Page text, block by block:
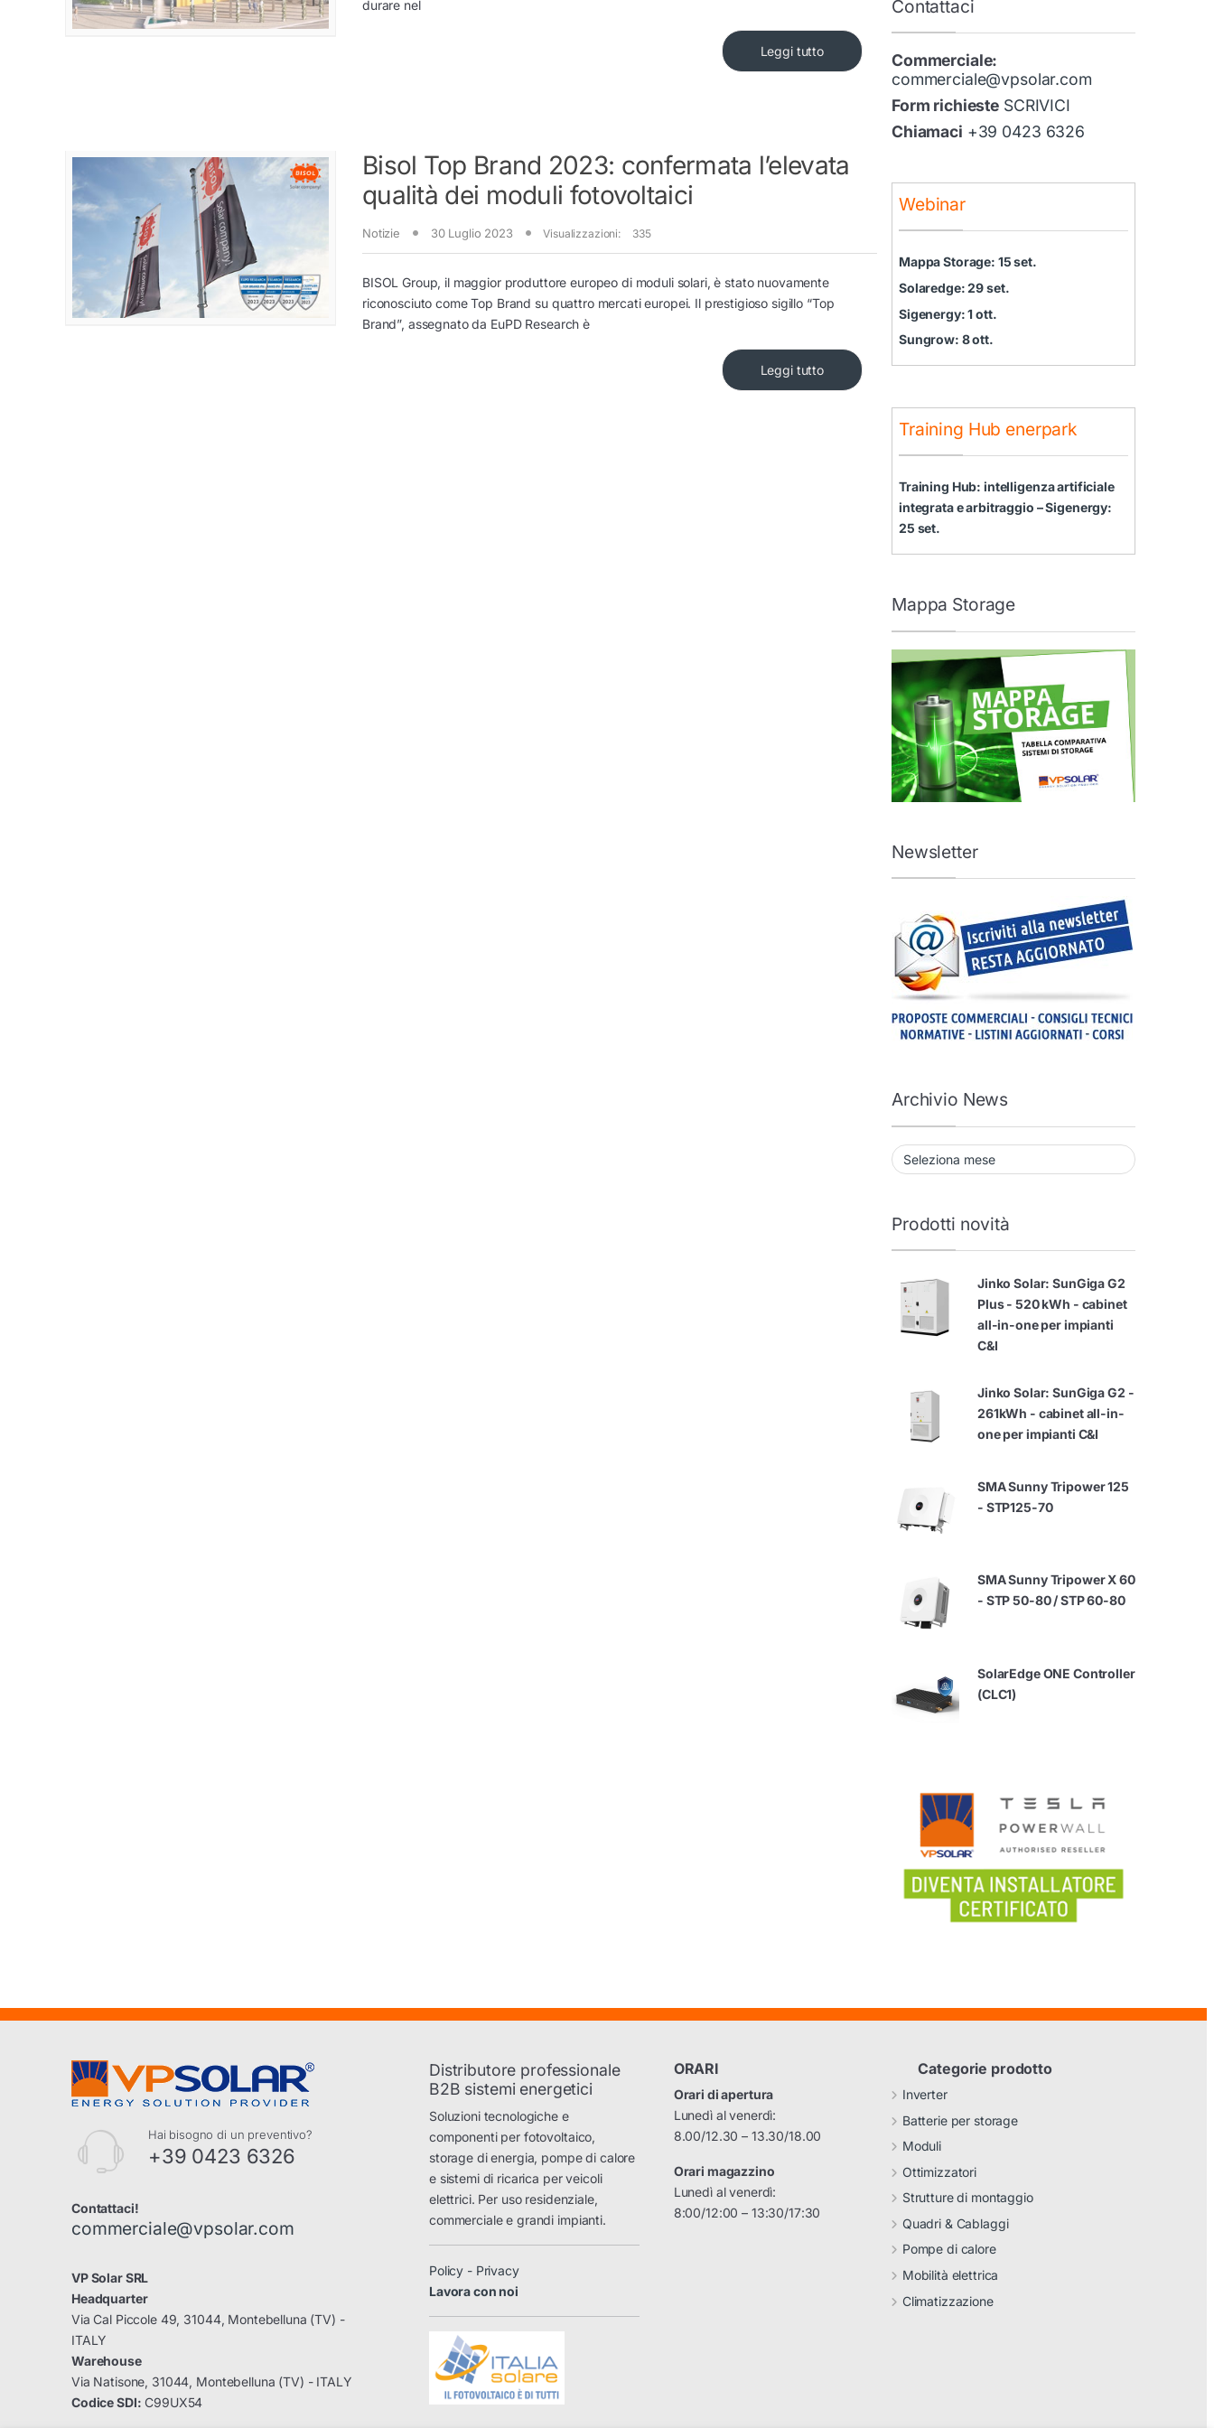
durare nel
Leggi tutto
Bisol Top Brand 2023: confermata l’elevata
qualità dei moduli fotovoltaici
Notizie 30 Luglio 2023 Visualizzazioni: 335
BISOL Group, il maggior produttore europeo di moduli solari, è stato nuovamente
riconosciuto come Top Brand su quattro mercati europei. Il prestigioso sigillo “Top
Brand”, assegnato da EuPD Research è
Leggi tutto
Contattaci
Commerciale:
commerciale@vpsolar.com
Form richieste SCRIVICI
Chiamaci +39 0423 6326
Webinar
Mappa Storage: 15 set.
Solaredge: 29 set.
Sigenergy: 1 ott.
Sungrow: 8 ott.
Training Hub enerpark
Training Hub: intelligenza artificiale
integrata e arbitraggio – Sigenergy:
25 set.
Mappa Storage
Newsletter
Archivio News
Archivio News
Prodotti novità
Jinko Solar: SunGiga G2
Plus - 520 kWh - cabinet
all-in-one per impianti
C&I
Jinko Solar: SunGiga G2 -
261kWh - cabinet all-in-
one per impianti C&I
SMA Sunny Tripower 125
- STP125-70
SMA Sunny Tripower X 60
- STP 50-80 / STP 60-80
SolarEdge ONE Controller
(CLC1)
Hai bisogno di un preventivo?
+39 0423 6326
Contattaci!
commerciale@vpsolar.com
VP Solar SRL
Headquarter
Via Cal Piccole 49, 31044, Montebelluna (TV) -
ITALY
Warehouse
Via Natisone, 31044, Montebelluna (TV) - ITALY
Codice SDI: C99UX54
Distributore professionale
B2B sistemi energetici
Soluzioni tecnologiche e
componenti per fotovoltaico,
storage di energia, pompe di calore
e sistemi di ricarica per veicoli
elettrici. Per uso residenziale,
commerciale e grandi impianti.
Policy - Privacy
Lavora con noi
ORARI
Orari di apertura
Lunedì al venerdì:
8.00/12.30 – 13.30/18.00
Orari magazzino
Lunedì al venerdì:
8:00/12:00 – 13:30/17:30
Categorie prodotto
Inverter
Batterie per storage
Moduli
Ottimizzatori
Strutture di montaggio
Quadri & Cablaggi
Pompe di calore
Mobilità elettrica
Climatizzazione